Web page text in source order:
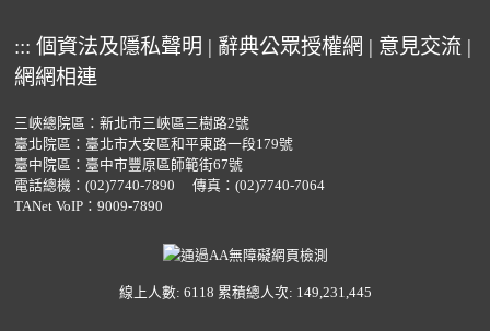
::: 個資法及隱私聲明 | 辭典公眾授權網 | 意見交流 |
網網相連
三峽總院區：新北市三峽區三樹路2號
臺北院區：臺北市大安區和平東路一段179號
臺中院區：臺中市豐原區師範街67號
電話總機： (02)7740-7890
傳真：(02)7740-7064
TANet VoIP：9009-7890
線上人數: 6118 累積總人次: 149,231,445